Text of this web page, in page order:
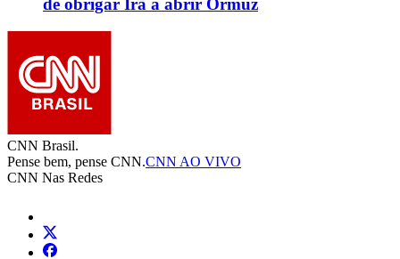
de obrigar Irã a abrir Ormuz
CNN Brasil.
Pense bem, pense CNN.CNN AO VIVO
CNN Nas Redes